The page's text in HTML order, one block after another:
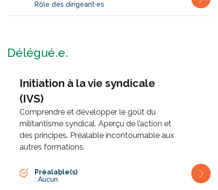
Rôle des dirigeant·es
Délégué.e.
Initiation à la vie syndicale
(IVS)
Comprendre et développer le goût du
militantisme syndical. Aperçu de l’action et
des principes. Préalable incontournable aux
autres formations.
Préalable(s)
: Aucun